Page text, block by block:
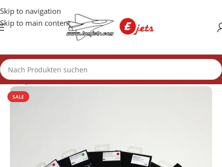
Skip to navigation
Skip to main content
Start/Jet Bausätze
SALE